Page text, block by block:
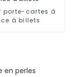
porte-cartes à
à billets